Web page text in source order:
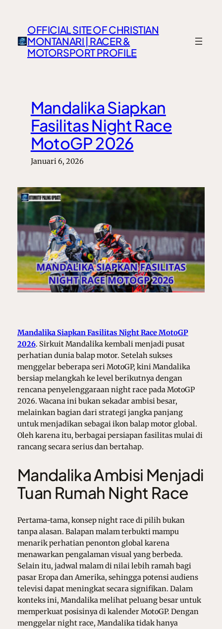
kontenOFFICIAL SITE OF CHRISTIAN
MONTANARI | RACER &
MOTORSPORT PROFILE
Mandalika Siapkan
Fasilitas Night Race
MotoGP 2026
Januari 6, 2026
Mandalika Siapkan Fasilitas Night Race MotoGP
2026. Sirkuit Mandalika kembali menjadi pusat
perhatian dunia balap motor. Setelah sukses
menggelar beberapa seri MotoGP, kini Mandalika
bersiap melangkah ke level berikutnya dengan
rencana penyelenggaraan night race pada MotoGP
2026. Wacana ini bukan sekadar ambisi besar,
melainkan bagian dari strategi jangka panjang
untuk menjadikan sebagai ikon balap motor global.
Oleh karena itu, berbagai persiapan fasilitas mulai di
rancang secara serius dan bertahap.
Mandalika Ambisi Menjadi
Tuan Rumah Night Race
Pertama-tama, konsep night race di pilih bukan
tanpa alasan. Balapan malam terbukti mampu
menarik perhatian penonton global karena
menawarkan pengalaman visual yang berbeda.
Selain itu, jadwal malam di nilai lebih ramah bagi
pasar Eropa dan Amerika, sehingga potensi audiens
televisi dapat meningkat secara signifikan. Dalam
konteks ini, Mandalika melihat peluang besar untuk
memperkuat posisinya di kalender MotoGP. Dengan
menggelar night race, Mandalika tidak hanya